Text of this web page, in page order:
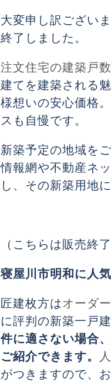
大変申し訳ござい
終了しました。
注文住宅の建築戸
建てを建築される
様想いの安心価格
スも自慢です。
新築予定の地域を
情報網や不動産ネ
し、その新築用地
（こちらは販売終
寝屋川市明和に人
匠建枚方はオーダ
に評判の新築一戸
件に適さない場合
ご紹介できます。
がつきますので、